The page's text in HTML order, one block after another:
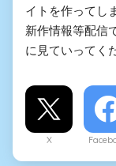
イトを作ってし
新作情報等配信
に見ていってく
X